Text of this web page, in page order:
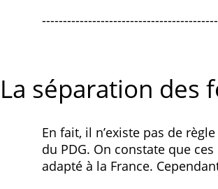
La séparation des
En fait, il n’existe pas de
du PDG. On constate que
adapté à la France.